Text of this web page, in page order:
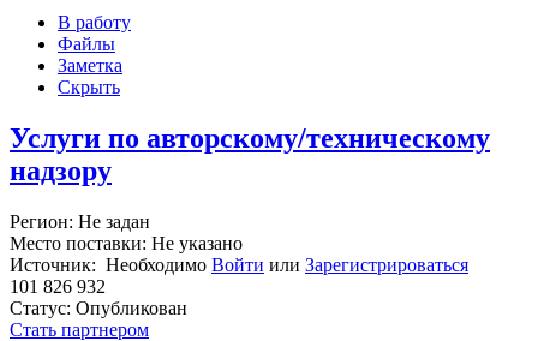
В работу
Файлы
Заметка
Скрыть
Услуги по авторскому/техническому
надзору
Регион: Не задан
Место поставки: Не указано
Источник: Необходимо Войти или Зарегистрироваться
101 826 932
Статус: Опубликован
Стать партнером